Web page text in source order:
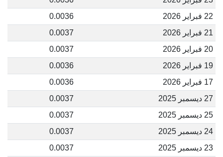
22 فبراير 2026
0.0036
21 فبراير 2026
0.0037
20 فبراير 2026
0.0037
19 فبراير 2026
0.0036
17 فبراير 2026
0.0036
27 ديسمبر 2025
0.0037
25 ديسمبر 2025
0.0037
24 ديسمبر 2025
0.0037
23 ديسمبر 2025
0.0037